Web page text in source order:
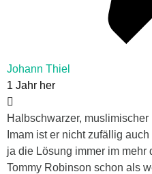
Johann Thiel
1 Jahr her
Halbschwarzer,
Imam ist er nicht zufällig
ja die Lösung immer im mehr
Tommy Robinson schon als